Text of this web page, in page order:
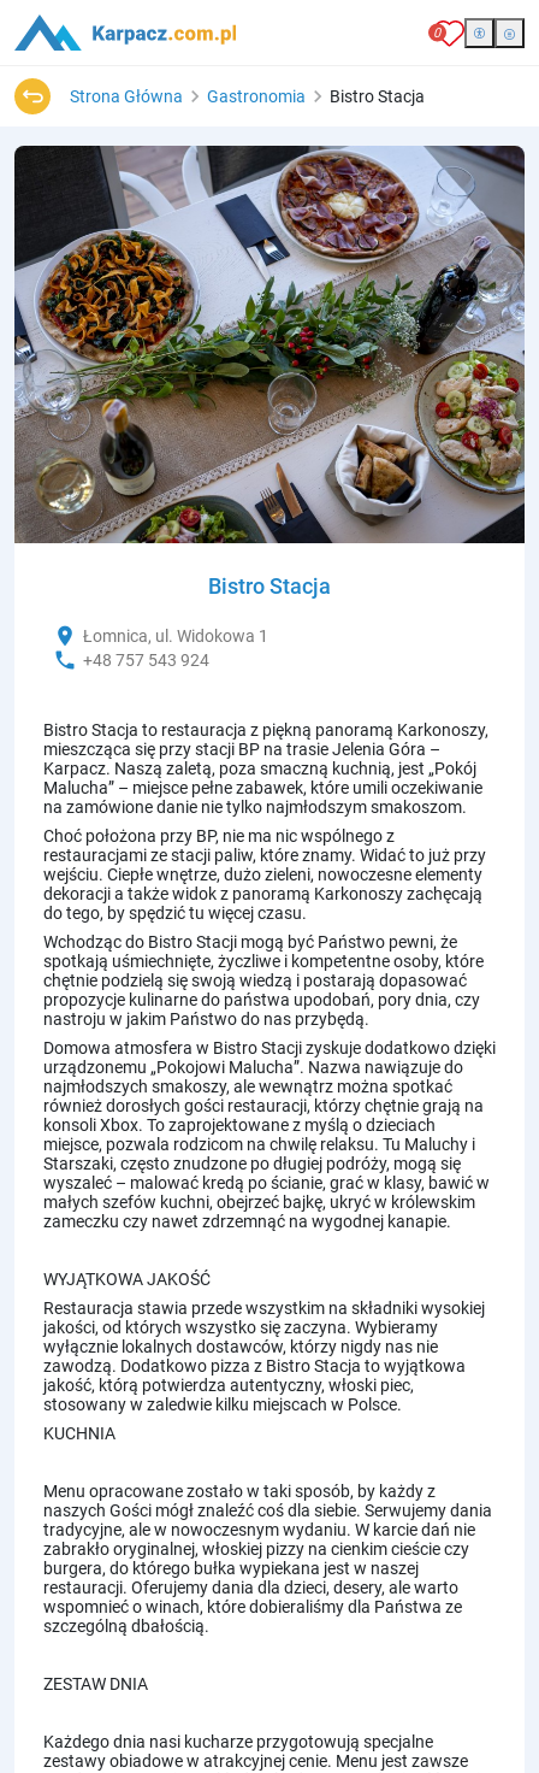
0
Strona Główna Gastronomia Bistro Stacja
Bistro Stacja
location_on Łomnica, ul. Widokowa 1
phone +48 757 543 924
Bistro Stacja to restauracja z piękną panoramą Karkonoszy,
mieszcząca się przy stacji BP na trasie Jelenia Góra –
Karpacz. Naszą zaletą, poza smaczną kuchnią, jest „Pokój
Malucha” – miejsce pełne zabawek, które umili oczekiwanie
na zamówione danie nie tylko najmłodszym smakoszom.
Choć położona przy BP, nie ma nic wspólnego z
restauracjami ze stacji paliw, które znamy. Widać to już przy
wejściu. Ciepłe wnętrze, dużo zieleni, nowoczesne elementy
dekoracji a także widok z panoramą Karkonoszy zachęcają
do tego, by spędzić tu więcej czasu.
Wchodząc do Bistro Stacji mogą być Państwo pewni, że
spotkają uśmiechnięte, życzliwe i kompetentne osoby, które
chętnie podzielą się swoją wiedzą i postarają dopasować
propozycje kulinarne do państwa upodobań, pory dnia, czy
nastroju w jakim Państwo do nas przybędą.
Domowa atmosfera w Bistro Stacji zyskuje dodatkowo dzięki
urządzonemu „Pokojowi Malucha”. Nazwa nawiązuje do
najmłodszych smakoszy, ale wewnątrz można spotkać
również dorosłych gości restauracji, którzy chętnie grają na
konsoli Xbox. To zaprojektowane z myślą o dzieciach
miejsce, pozwala rodzicom na chwilę relaksu. Tu Maluchy i
Starszaki, często znudzone po długiej podróży, mogą się
wyszaleć – malować kredą po ścianie, grać w klasy, bawić w
małych szefów kuchni, obejrzeć bajkę, ukryć w królewskim
zameczku czy nawet zdrzemnąć na wygodnej kanapie.
WYJĄTKOWA JAKOŚĆ
Restauracja stawia przede wszystkim na składniki wysokiej
jakości, od których wszystko się zaczyna. Wybieramy
wyłącznie lokalnych dostawców, którzy nigdy nas nie
zawodzą. Dodatkowo pizza z Bistro Stacja to wyjątkowa
jakość, którą potwierdza autentyczny, włoski piec,
stosowany w zaledwie kilku miejscach w Polsce.
KUCHNIA
Menu opracowane zostało w taki sposób, by każdy z
naszych Gości mógł znaleźć coś dla siebie. Serwujemy dania
tradycyjne, ale w nowoczesnym wydaniu. W karcie dań nie
zabrakło oryginalnej, włoskiej pizzy na cienkim cieście czy
burgera, do którego bułka wypiekana jest w naszej
restauracji. Oferujemy dania dla dzieci, desery, ale warto
wspomnieć o winach, które dobieraliśmy dla Państwa ze
szczególną dbałością.
ZESTAW DNIA
Każdego dnia nasi kucharze przygotowują specjalne
zestawy obiadowe w atrakcyjnej cenie. Menu jest zawsze